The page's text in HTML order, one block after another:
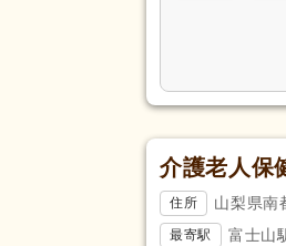
介護老人保
住所 山梨県南
最寄駅 富士山